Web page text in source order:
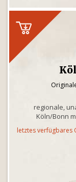
regionale,
Köln/Bonn
letztes verfügbares